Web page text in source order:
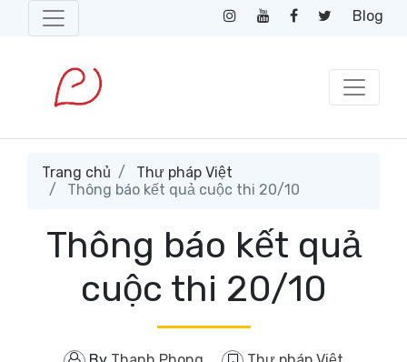
Blog
Trang chủ
Thư pháp Việt
Thông báo kết quả cuộc thi 20/10
Thông báo kết quả
cuộc thi 20/10